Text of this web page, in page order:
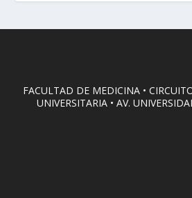
FACULTAD DE MEDICINA •
UNIVERSITARIA • AV.